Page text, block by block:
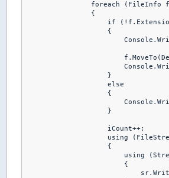
foreach (FileInfo
                {
if
                    {
                    }
                    else
                    {
                    }
                    iCount++;
using
                    {
using
                        {